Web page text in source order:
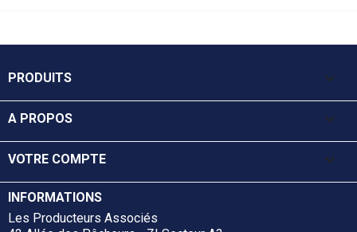
PRODUITS 
A PROPOS 
VOTRE COMPTE 
INFORMATIONS
Les Producteurs Associés